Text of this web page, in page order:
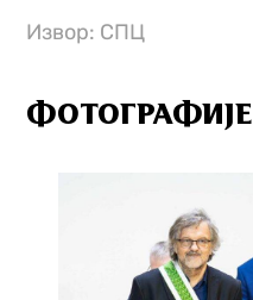
Извор: СПЦ
ФОТОГРАФИЈЕ